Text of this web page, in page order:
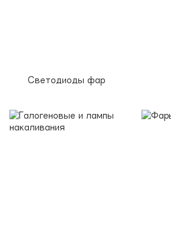
Светодиоды фар